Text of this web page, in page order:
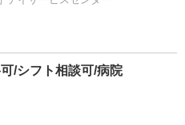
/シフト相談可/病院